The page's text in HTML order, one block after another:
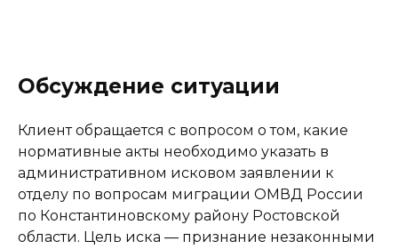
Обсуждение ситуации
Клиент обращается с вопросом о том, какие
нормативные акты необходимо указать в
административном исковом заявлении к
отделу по вопросам миграции ОМВД России
по Константиновскому району Ростовской
области. Цель иска — признание незаконными